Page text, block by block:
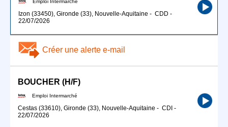
Emploi Intermarché
Izon (33450), Gironde (33), Nouvelle-Aquitaine - CDD -
22/07/2026
Créer une alerte e-mail
BOUCHER (H/F)
Emploi Intermarché
Cestas (33610), Gironde (33), Nouvelle-Aquitaine - CDI -
22/07/2026